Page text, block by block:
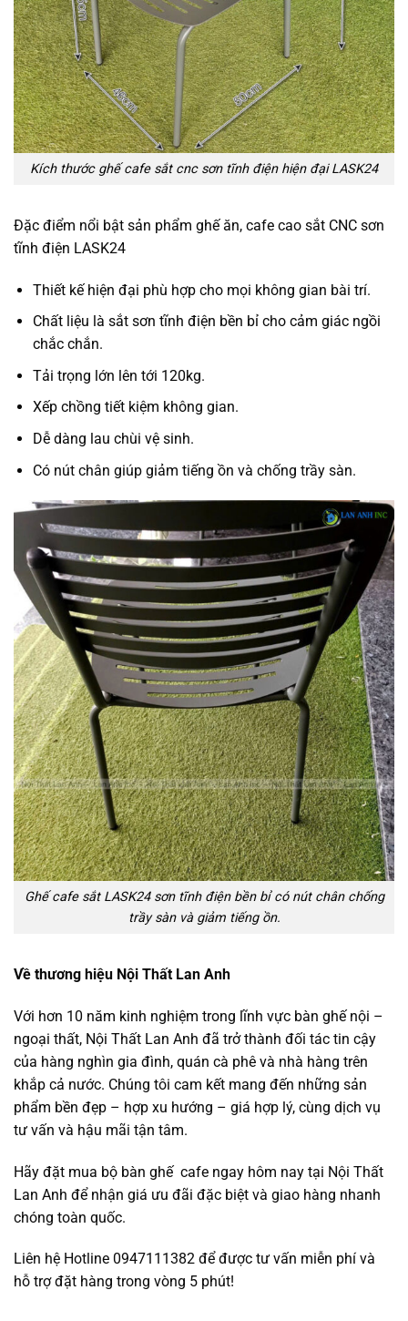
Kích thước ghế cafe sắt cnc sơn tĩnh điện hiện đại LASK24
Đặc điểm nổi bật sản phẩm ghế ăn, cafe cao sắt CNC sơn
tĩnh điện LASK24
Thiết kế hiện đại phù hợp cho mọi không gian bài trí.
Chất liệu là sắt sơn tĩnh điện bền bỉ cho cảm giác ngồi
chắc chắn.
Tải trọng lớn lên tới 120kg.
Xếp chồng tiết kiệm không gian.
Dễ dàng lau chùi vệ sinh.
Có nút chân giúp giảm tiếng ồn và chống trầy sàn.
Ghế cafe sắt LASK24 sơn tĩnh điện bền bỉ có nút chân chống
trầy sàn và giảm tiếng ồn.
Về thương hiệu Nội Thất Lan Anh
Với hơn 10 năm kinh nghiệm trong lĩnh vực bàn ghế nội –
ngoại thất, Nội Thất Lan Anh đã trở thành đối tác tin cậy
của hàng nghìn gia đình, quán cà phê và nhà hàng trên
khắp cả nước. Chúng tôi cam kết mang đến những sản
phẩm bền đẹp – hợp xu hướng – giá hợp lý, cùng dịch vụ
tư vấn và hậu mãi tận tâm.
Hãy đặt mua bộ bàn ghế cafe ngay hôm nay tại Nội Thất
Lan Anh để nhận giá ưu đãi đặc biệt và giao hàng nhanh
chóng toàn quốc.
Liên hệ Hotline 0947111382 để được tư vấn miễn phí và
hỗ trợ đặt hàng trong vòng 5 phút!